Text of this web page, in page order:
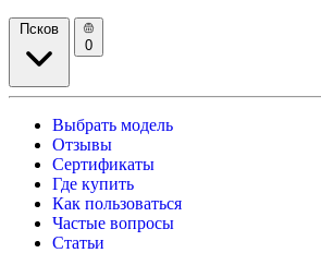
Псков
0
Выбрать модель
Отзывы
Сертификаты
Где купить
Как пользоваться
Частые вопросы
Статьи